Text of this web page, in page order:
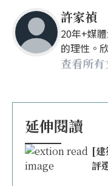
許家禎
20年+媒
的理性。
查看所有
延伸閱讀
[建
評